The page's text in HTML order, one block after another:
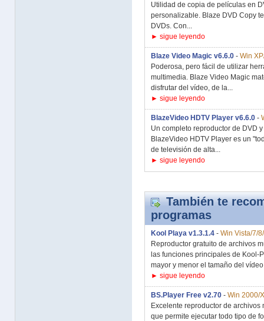
Utilidad de copia de películas en
personalizable. Blaze DVD Copy
DVDs. Con...
► sigue leyendo
Blaze Video Magic v6.6.0 - Win
Poderosa, pero fácil de utilizar
multimedia. Blaze Video Magic
disfrutar del vídeo, de la...
► sigue leyendo
BlazeVideo HDTV Player v6.6.0 -
Un completo reproductor de DVD
BlazeVideo HDTV Player es un
de televisión de alta...
► sigue leyendo
También te
programas
Kool Playa v1.3.1.4 - Win Vista/7/
Reproductor gratuito de archivos
las funciones principales de Kool-
mayor y menor el tamaño del
► sigue leyendo
BS.Player Free v2.70 - Win 2000/
Excelente reproductor de
que permite ejecutar todo tipo de